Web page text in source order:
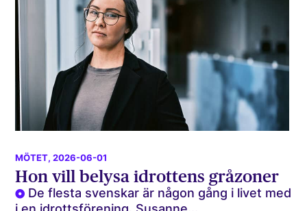
MÖTET, 2026-06-01
Hon vill belysa idrottens gråzoner
De flesta svenskar är någon gång i livet med